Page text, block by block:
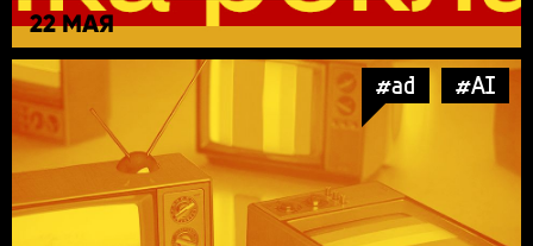
22 МАЯ
#ad #AI